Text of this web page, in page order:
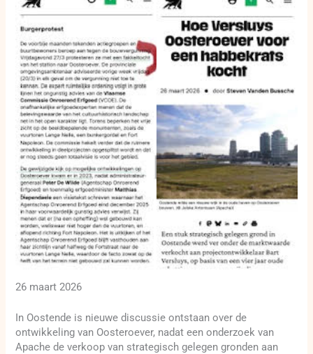
26 maart 2026
In Oostende is nieuwe discussie ontstaan over de
ontwikkeling van Oosteroever, nadat een onderzoek van
Apache de verkoop van strategisch gelegen gronden aan